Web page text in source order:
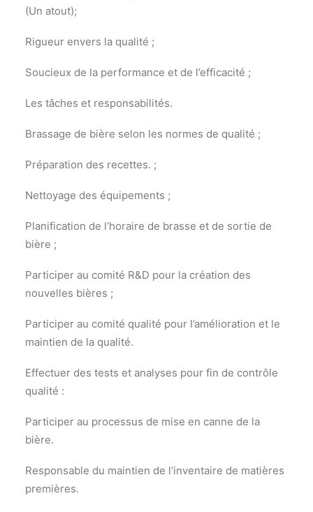
(Un atout);
Rigueur envers la qualité ;
Soucieux de la performance et de l’efficacité ;
Les tâches et responsabilités.
Brassage de bière selon les normes de qualité ;
Préparation des recettes. ;
Nettoyage des équipements ;
Planification de l’horaire de brasse et de sortie de
bière ;
Participer au comité R&D pour la création des
nouvelles bières ;
Participer au comité qualité pour l’amélioration et le
maintien de la qualité.
Effectuer des tests et analyses pour fin de contrôle
qualité :
Participer au processus de mise en canne de la
bière.
Responsable du maintien de l’inventaire de matières
premières.